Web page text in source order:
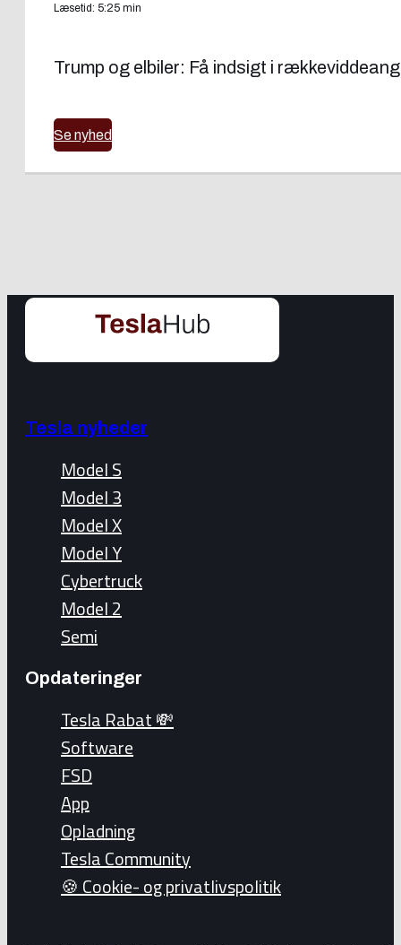
Læsetid: 5:25 min
Trump og elbiler: Få indsigt i
Se nyhed
Tesla nyheder
Model S
Model 3
Model X
Model Y
Cybertruck
Model 2
Semi
Opdateringer
Tesla Rabat 💸
Software
FSD
App
Opladning
Tesla Community
🍪 Cookie- og privatlivspolitik